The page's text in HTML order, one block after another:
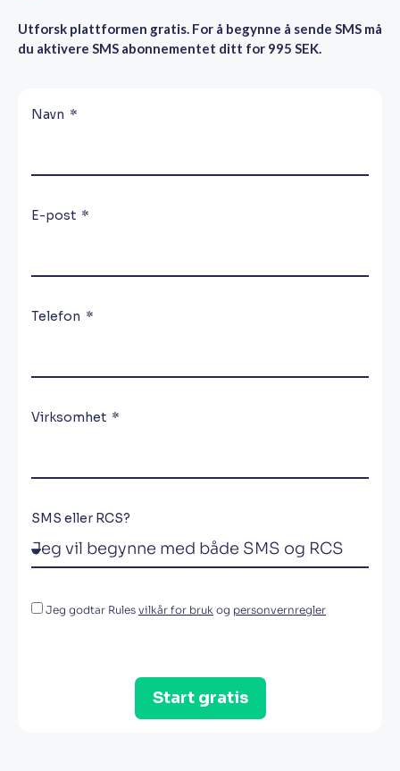
Utforsk plattformen gratis. For å begynne å sende SMS må
du aktivere SMS abonnementet ditt for 995 SEK.
Navn
E-post
Telefon
Virksomhet
SMS eller RCS?
Jeg godtar Rules vilkår for bruk og personvernregler
Start gratis